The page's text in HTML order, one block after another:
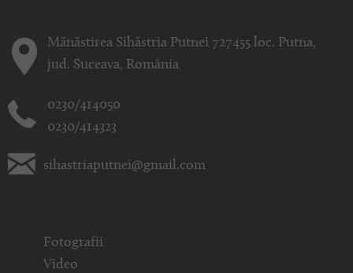
Mănăstirea Sihăstria Putnei 727455 loc. Putna,
jud. Suceava, România
0230/414050
0230/414323
sihastriaputnei@gmail.com
Fotografii
Video